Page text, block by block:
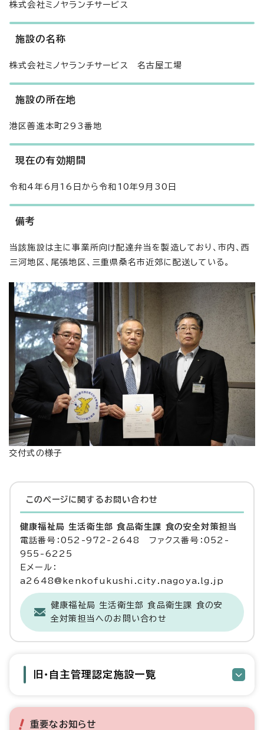
株式会社ミノヤランチサービス
施設の名称
株式会社ミノヤランチサービス 名古屋工場
施設の所在地
港区善進本町293番地
現在の有効期間
令和4年6月16日から令和10年9月30日
備考
当該施設は主に事業所向け配達弁当を製造しており、市内、西
三河地区、尾張地区、三重県桑名市近郊に配送している。
交付式の様子
このページに関する お問い合わせ
健康福祉局 生活衛生部 食品衛生課 食の安全対策担当
電話番号：052-972-2648 ファクス番号：052-
955-6225
Eメール：
a2648@kenkofukushi.city.nagoya.lg.jp
健康福祉局 生活衛生部 食品衛生課 食の安
全対策担当へのお問い合わせ
旧・自主管理認定施設一覧
重要なお知らせ